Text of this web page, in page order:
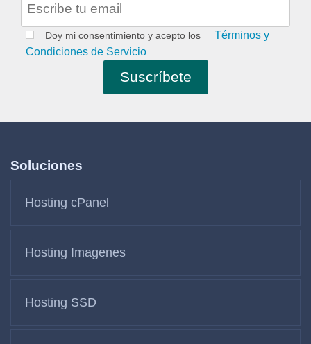
Doy mi consentimiento y acepto los
Términos y
Condiciones de Servicio
Soluciones
Hosting cPanel
Hosting Imagenes
Hosting SSD